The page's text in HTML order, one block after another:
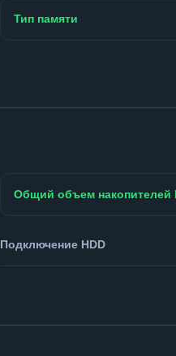
Тип памяти
Общий объем накопителей
Подключение HDD